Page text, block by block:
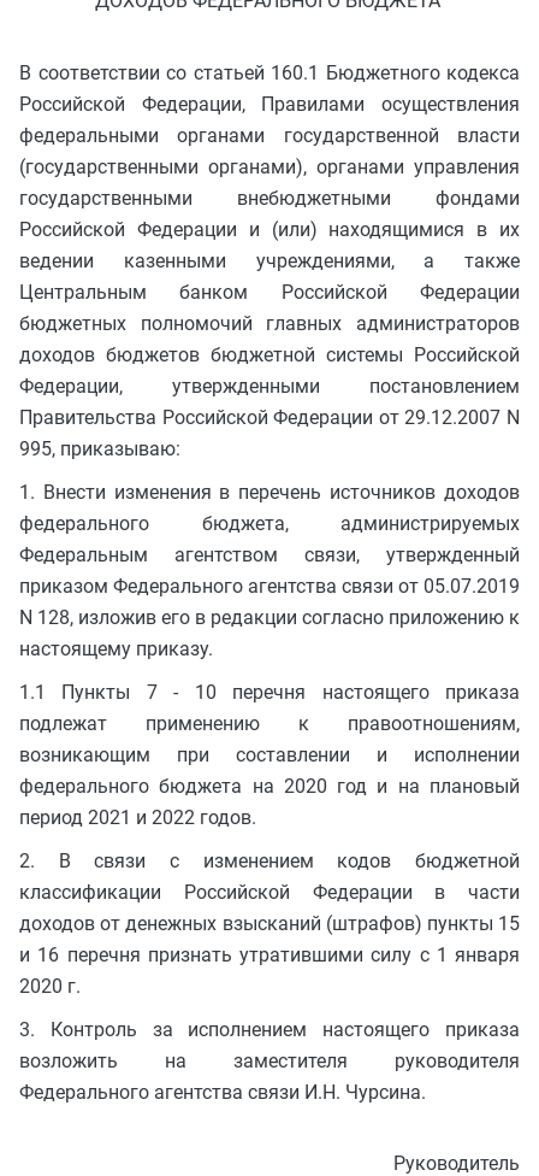
В соответствии со статьей 160.1 Бюджетного кодекса
Российской Федерации, Правилами осуществления
федеральными органами государственной власти
(государственными органами), органами управления
государственными внебюджетными фондами
Российской Федерации и (или) находящимися в их
ведении казенными учреждениями, а также
Центральным банком Российской Федерации
бюджетных полномочий главных администраторов
доходов бюджетов бюджетной системы Российской
Федерации, утвержденными постановлением
Правительства Российской Федерации от 29.12.2007 N
995, приказываю:
1. Внести изменения в перечень источников доходов
федерального бюджета, администрируемых
Федеральным агентством связи, утвержденный
приказом Федерального агентства связи от 05.07.2019
N 128, изложив его в редакции согласно приложению к
настоящему приказу.
1.1 Пункты 7 - 10 перечня настоящего приказа
подлежат применению к правоотношениям,
возникающим при составлении и исполнении
федерального бюджета на 2020 год и на плановый
период 2021 и 2022 годов.
2. В связи с изменением кодов бюджетной
классификации Российской Федерации в части
доходов от денежных взысканий (штрафов) пункты 15
и 16 перечня признать утратившими силу с 1 января
2020 г.
3. Контроль за исполнением настоящего приказа
возложить на заместителя руководителя
Федерального агентства связи И.Н. Чурсина.
Руководитель